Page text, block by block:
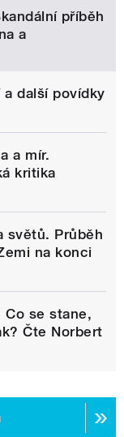
příběh
a
další povídky
a mír.
kritika
světů. Průběh
na konci
Co se stane,
Čte Norbert